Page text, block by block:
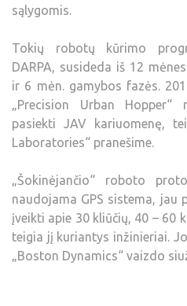
sąlygomis.
Tokių robotų kūrimo
DARPA, susideda iš 12
ir 6 mėn. gamybos fazės.
„Precision Urban
pasiekti JAV kariuomenę,
Laboratories“ pranešime.
„Šokinėjančio“ roboto
naudojama GPS sistema, jau
įveikti apie 30 kliūčių, 40 – 60
teigia jį kuriantys inžinieriai.
„Boston Dynamics“ vaizdo